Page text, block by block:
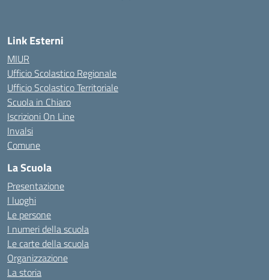
Link Esterni
MIUR
Ufficio Scolastico Regionale
Ufficio Scolastico Territoriale
Scuola in Chiaro
Iscrizioni On Line
Invalsi
Comune
La Scuola
Presentazione
I luoghi
Le persone
I numeri della scuola
Le carte della scuola
Organizzazione
La storia